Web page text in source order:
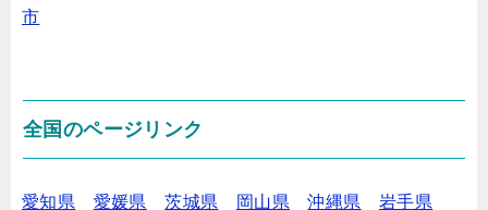
市
全国のページリンク
愛知県 愛媛県 茨城県 岡山県 沖縄県
岩手県